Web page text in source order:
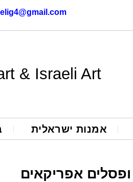
& Israeli Art
אמנות ישראלית
אפריקאים